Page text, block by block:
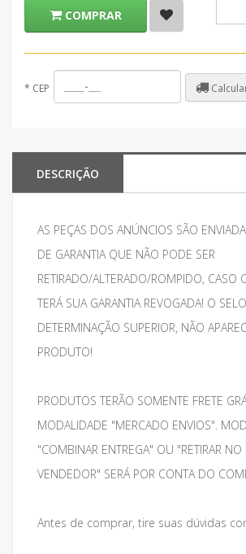
COMPRAR
* CEP
DESCRIÇÃO
AS PEÇAS DOS ANÚNCIOS SÃO
DE GARANTIA QUE NÃO PODE SER
RETIRADO/ALTERADO/ROMPIDO, CASO
TERÁ SUA GARANTIA REVOGADA! O
DETERMINAÇÃO SUPERIOR, NÃO
PRODUTO!
PRODUTOS TERÃO SOMENTE FRETE
MODALIDADE "MERCADO ENVIOS".
"COMBINAR ENTREGA" OU "RETIRAR
VENDEDOR" SERÁ POR CONTA DO
Antes de comprar, tire suas dúvidas